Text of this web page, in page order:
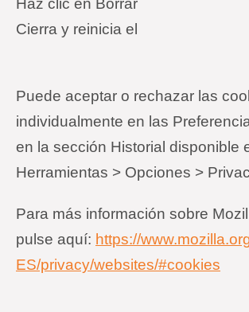
Haz clic en Borrar
Cierra y reinicia el
Puede aceptar o rechazar las
individualmente en las
en la sección Historial disponible
Herramientas > Opciones >
Para más información sobre
pulse aquí: https://
ES/privacy/websites/#cookies